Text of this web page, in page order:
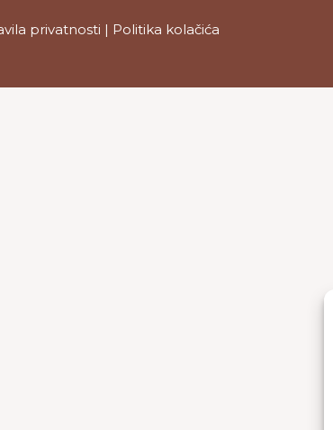
privatnosti | Politika kolačića